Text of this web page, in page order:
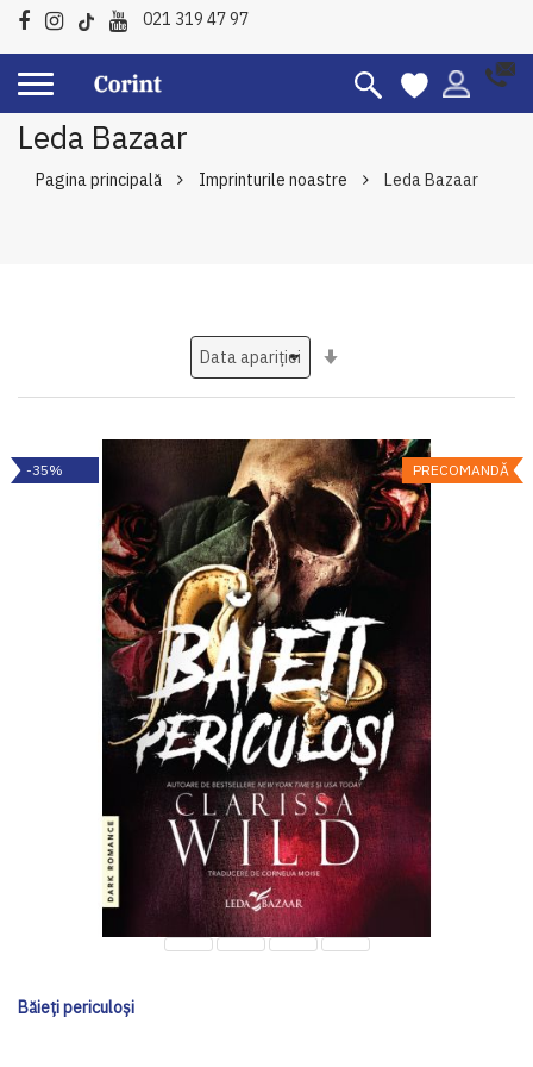
021 319 47 97
Leda Bazaar
Pagina principală Imprinturile noastre Leda Bazaar
PRECOMANDĂ
-35%
Băieți periculoși